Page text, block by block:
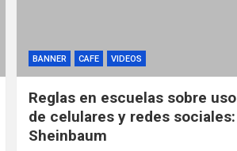
BANNER CAFE VIDEOS
Reglas en escuelas sobre uso
de celulares y redes sociales:
Sheinbaum